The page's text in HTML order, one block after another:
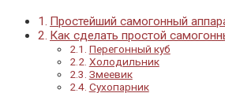
Простейший самогонный
Как сделать простой
Перегонный куб
Холодильник
Змеевик
Сухопарник